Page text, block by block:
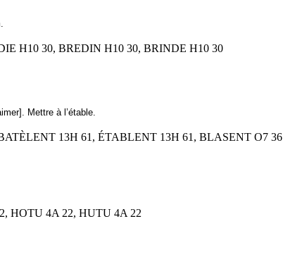
H10 30, BREDIN H10 30, BRINDE H10 30
Mettre à l’étable.
13H 61, ÉTABLENT 13H 61, BLASENT O7 36
HOTU 4A 22, HUTU 4A 22